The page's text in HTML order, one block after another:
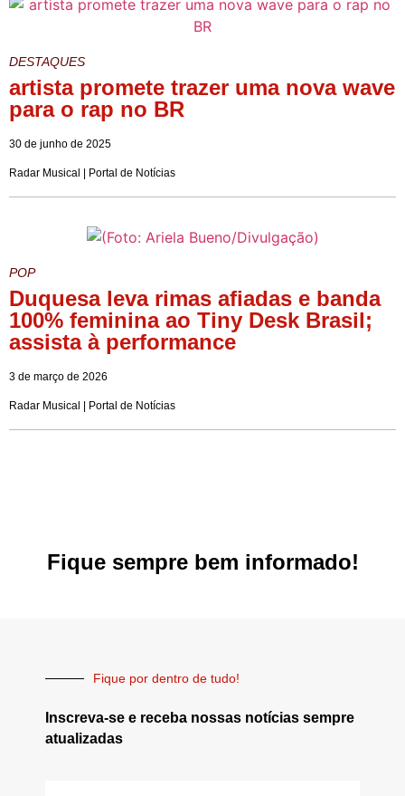
DESTAQUES
artista promete trazer uma nova wave
para o rap no BR
30 de junho de 2025
Radar Musical | Portal de Notícias
POP
Duquesa leva rimas afiadas e banda
100% feminina ao Tiny Desk Brasil;
assista à performance
3 de março de 2026
Radar Musical | Portal de Notícias
Fique sempre bem informado!
Fique por dentro de tudo!
Inscreva-se e receba nossas notícias sempre
atualizadas